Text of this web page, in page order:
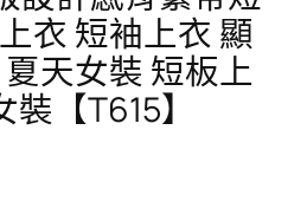
衣 短袖上衣 顯
天女裝 短板上
【T615】